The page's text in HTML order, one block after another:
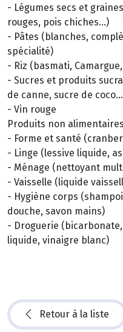
- Légumes secs et
rouges, pois chiches…)
- Pâtes (blanches,
spécialité)
- Riz (basmati,
- Sucres et produits
de canne, sucre de
- Vin rouge
Produits non alimentaires
- Forme et santé
- Linge (lessive liquide,
- Ménage (nettoyant
- Vaisselle (liquide
- Hygiène corps
douche, savon mains)
- Droguerie
liquide, vinaigre blanc)
Retour à la liste